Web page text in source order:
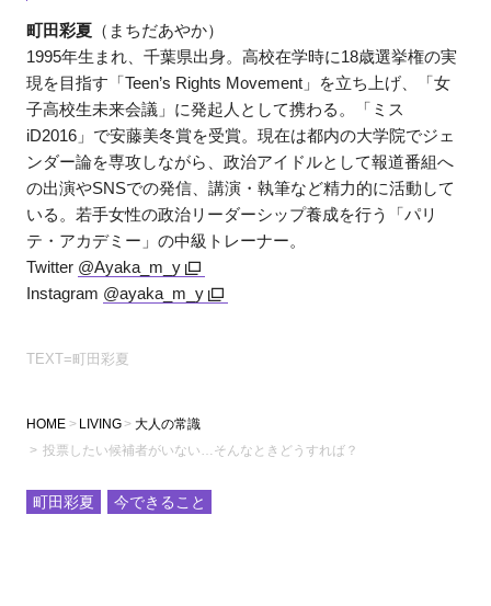
町田彩夏 （まちだあやか）
1995年生まれ、千葉県出身。高校在学時に18歳選挙権の実
現を目指す「Teen’s Rights Movement」を立ち上げ、「女
子高校生未来会議」に発起人として携わる。「ミス
iD2016」で安藤美冬賞を受賞。現在は都内の大学院でジェ
ンダー論を専攻しながら、政治アイドルとして報道番組へ
の出演やSNSでの発信、講演・執筆など精力的に活動して
いる。若手女性の政治リーダーシップ養成を行う「パリ
テ・アカデミー」の中級トレーナー。
Twitter @Ayaka_m_y
Instagram @ayaka_m_y
TEXT=町田彩夏
HOME LIVING
大人の常識
投票したい候補者がいない…そんなときどうすれば？
町田彩夏 今できること